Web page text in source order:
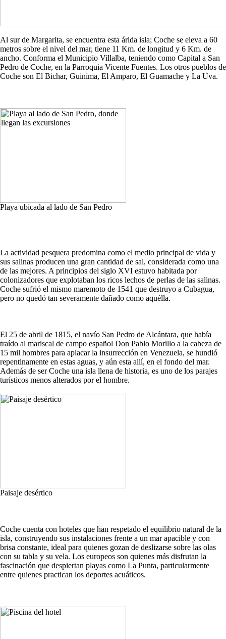
Al sur de Margarita, se encuentra esta árida isla; Coche se eleva a 60
metros sobre el nivel del mar, tiene 11 Km. de longitud y 6 Km. de
ancho. Conforma el Municipio Villalba, teniendo como Capital a San
Pedro de Coche, en la Parroquia Vicente Fuentes. Los otros pueblos de
Coche son El Bichar, Guinima, El Amparo, El Guamache y La Uva.
Playa ubicada al lado de San Pedro
La actividad pesquera predomina como el medio principal de vida y
sus salinas producen una gran cantidad de sal, considerada como una
de las mejores. A principios del siglo XVI estuvo habitada por
colonizadores que explotaban los ricos lechos de perlas de las salinas.
Coche sufrió el mismo maremoto de 1541 que destruyo a Cubagua,
pero no quedó tan severamente dañado como aquélla.
El 25 de abril de 1815, el navío San Pedro de Alcántara, que había
traído al mariscal de campo español Don Pablo Morillo a la cabeza de
15 mil hombres para aplacar la insurrección en Venezuela, se hundió
repentinamente en estas aguas, y aún esta allí, en el fondo del mar.
Además de ser Coche una isla llena de historia, es uno de los parajes
turísticos menos alterados por el hombre.
Paisaje desértico
Coche cuenta con hoteles que han respetado el equilibrio natural de la
isla, construyendo sus instalaciones frente a un mar apacible y con
brisa constante, ideal para quienes gozan de deslizarse sobre las olas
con su tabla y su vela. Los europeos son quienes más disfrutan la
fascinación que despiertan playas como La Punta, particularmente
entre quienes practican los deportes acuáticos.